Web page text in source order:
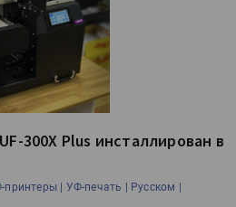
300X Plus инсталлирован в
принтеры | УФ-печать | Русском |